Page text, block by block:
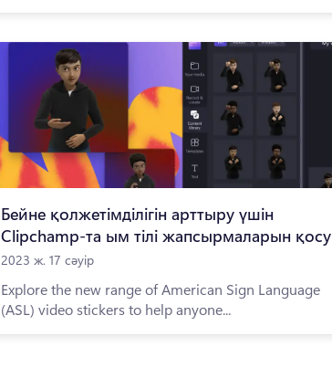
Бейне қолжетімділігін арттыру үшін
Clipchamp-та ым тілі жапсырмаларын қосу
2023 ж. 17 сәуір
Explore the new range of American Sign Language
(ASL) video stickers to help anyone...